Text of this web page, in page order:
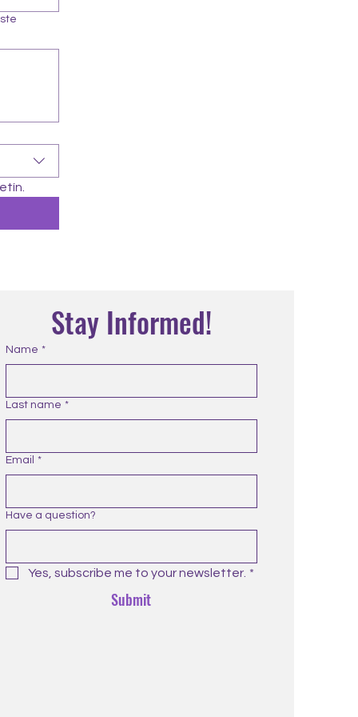
Stay Informed!
Name *
Last name *
Email *
Have a question?
Yes, subscribe me to your newsletter. *
Submit